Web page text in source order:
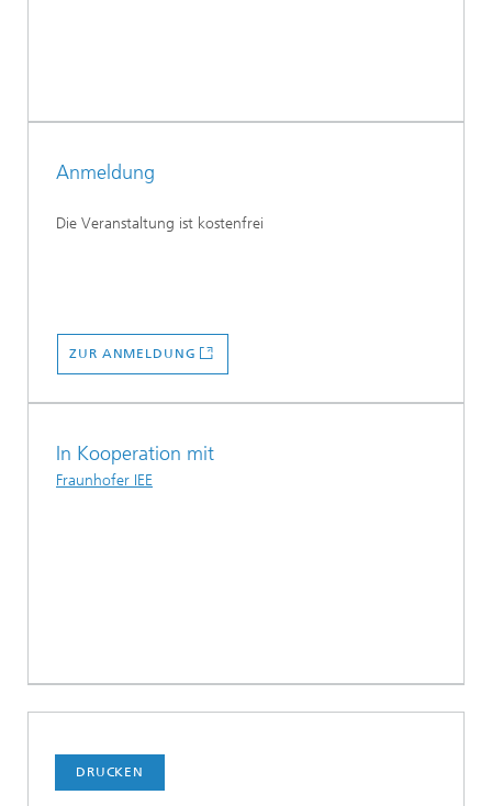
Anmeldung
Die Veranstaltung ist kostenfrei
ZUR ANMELDUNG
In Kooperation mit
Fraunhofer IEE
DRUCKEN